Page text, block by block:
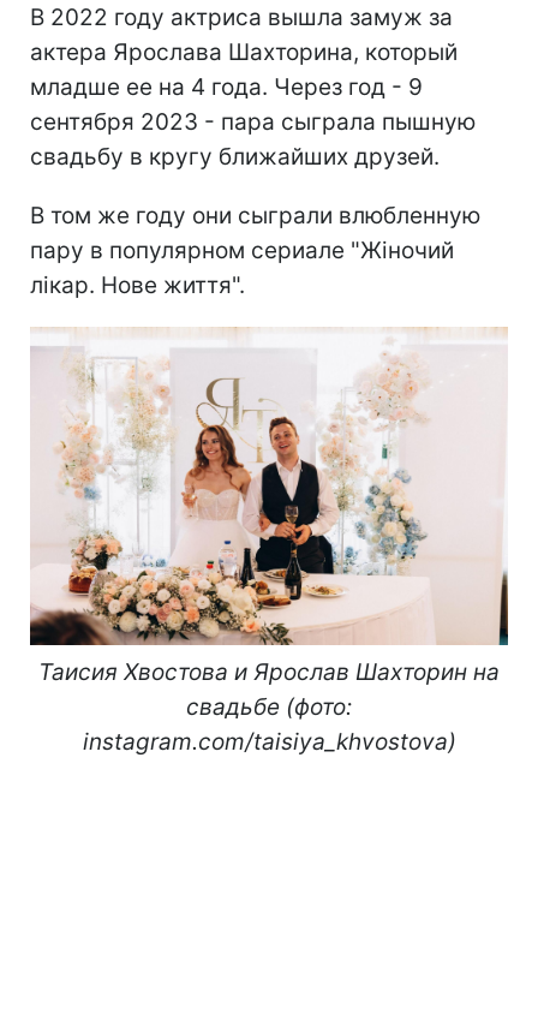
В 2022 году актриса вышла замуж за
актера Ярослава Шахторина, который
младше ее на 4 года. Через год - 9
сентября 2023 - пара сыграла пышную
свадьбу в кругу ближайших друзей.
В том же году они сыграли влюбленную
пару в популярном сериале "Жіночий
лікар. Нове життя".
Таисия Хвостова и Ярослав Шахторин на
свадьбе (фото:
instagram.com/taisiya_khvostova)